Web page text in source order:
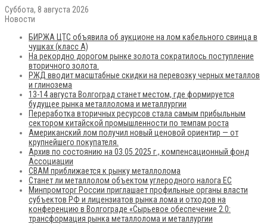
Суббота, 8 августа 2026
Новости
БИРЖА ЦТС объявила об аукционе на лом кабельного свинца в
чушках (класс А)
На рекордно дорогом рынке золота сократилось поступление
вторичного золота.
РЖД вводит масштабные скидки на перевозку черных металлов
и глинозема
13-14 августа Волгоград станет местом, где формируется
будущее рынка металлолома и металлургии
Переработка вторичных ресурсов стала самым прибыльным
сектором китайской промышленности по темпам роста
Американский лом получил новый ценовой ориентир — от
крупнейшего покупателя.
Архив по состоянию на 03.05.2025 г., компенсационный фонд
Ассоциации
CBAM приближается к рынку металлолома
Станет ли металлолом объектом углеродного налога ЕС
Минпромторг России приглашает профильные органы власти
субъектов РФ и лицензиатов рынка лома и отходов на
конференцию в Волгограде «Сырьевое обеспечение 2.0:
трансформация рынка металлолома и металлургии